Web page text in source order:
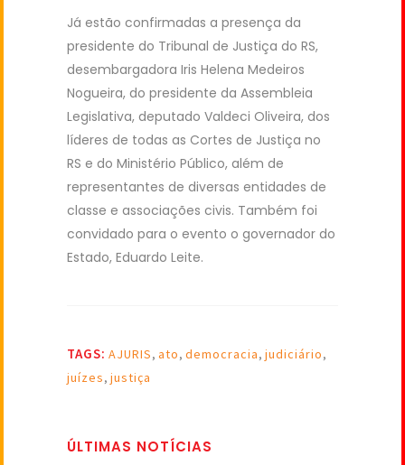
Já estão confirmadas a presença da
presidente do Tribunal de Justiça do RS,
desembargadora Iris Helena Medeiros
Nogueira, do presidente da Assembleia
Legislativa, deputado Valdeci Oliveira, dos
líderes de todas as Cortes de Justiça no
RS e do Ministério Público, além de
representantes de diversas entidades de
classe e associações civis. Também foi
convidado para o evento o governador do
Estado, Eduardo Leite.
TAGS: AJURIS, ato, democracia, judiciário,
juízes, justiça
ÚLTIMAS NOTÍCIAS